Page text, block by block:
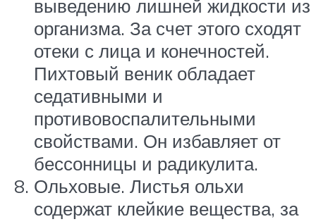
выведению лишней жидкости из
организма. За счет этого сходят
отеки с лица и конечностей.
Пихтовый веник обладает
седативными и
противовоспалительными
свойствами. Он избавляет от
бессонницы и радикулита.
Ольховые. Листья ольхи
содержат клейкие вещества, за